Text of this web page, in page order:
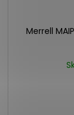
Merrell